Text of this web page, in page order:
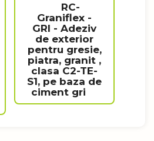
RC-
Graniflex -
GRI - Adeziv
de exterior
pentru gresie,
piatra, granit ,
clasa C2-TE-
S1, pe baza de
ciment gri